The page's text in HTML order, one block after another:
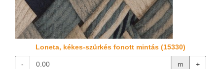
Loneta, kékes-szürkés fonott mintás (15330)
- m +